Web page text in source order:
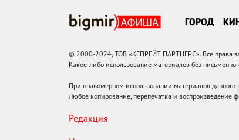
ГОРОД
© 2000-2024, ТОВ «КЕПРЕЙТ ПАРТНЕРС». Все права
Какое-либо использование материалов без
При правомерном использовании материалов данного
Любое копирование, перепечатка и воспроизведение
Редакция